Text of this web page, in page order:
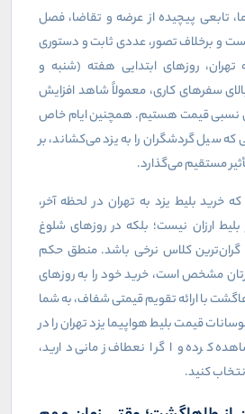
تابعی پیچیده از عرضه و تقاضا، فصل
و برخلاف تصور، عددی ثابت و دستوری
روزهای ابتدایی هفته (شنبه و
سفرهای کاری، معمولاً شاهد افزایش
نسبی قیمت هستیم. همچنین ایام خاص
سیل گردشگران را به یزد می‌کشاند، بر
مستقیم می‌گذارد.
خرید بلیط یزد به تهران در لحظه آخر،
ارزان نیست؛ بلکه در روزهای شلوغ
گران‌ترین کلاس نرخی باشد. منطق حکم
مشخص است، خرید خود را به روزهای
با ارائه تقویم قیمتی شفاف، به شما
قیمت بلیط هواپیما یزد تهران را در
کرده و اگر انعطاف زمانی دارید،
انتخاب کنید.